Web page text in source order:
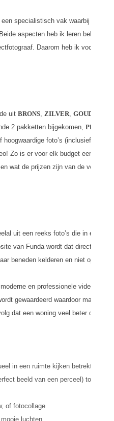
een specialistisch vak waarbij de
aspecten heb ik leren
Daarom heb ik voor u
uit BRONS, ZILVER, GOUD
2 pakketten bijgekomen, PLATINA
foto’s (inclusief
Zo is er voor elk budget een fraai
wat de prijzen zijn van de
uit een reeks foto’s die in een
van Funda wordt dat direct
beneden kelderen en niet opvallen.
en professionele
gewaardeerd waardoor
dat een woning veel beter opvalt
in een ruimte kijken betrekt de
beeld van een perceel) tot 8 mtr
of fotocollage
luchten